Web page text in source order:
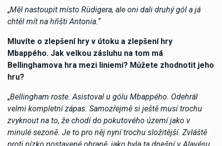
„Měl nastoupit místo Rüdigera, ale oni dali druhý gól a já
chtěl mít na hřišti Antonia.“
Mluvíte o zlepšení hry v útoku a zlepšení hry
Mbappého. Jak velkou zásluhu na tom má
Bellinghamova hra mezi liniemi? Můžete zhodnotit jeho
hru?
„Bellingham roste. Asistoval u gólu Mbappého. Odehrál
velmi kompletní zápas. Samozřejmě si ještě musí trochu
zvyknout na to, že chodí do pokutového území jako v
minulé sezoně. Je to pro něj nyní trochu složitější. Zvláště
proti nízko postavené obraně, jako byla ta dnešní v Alavésu,